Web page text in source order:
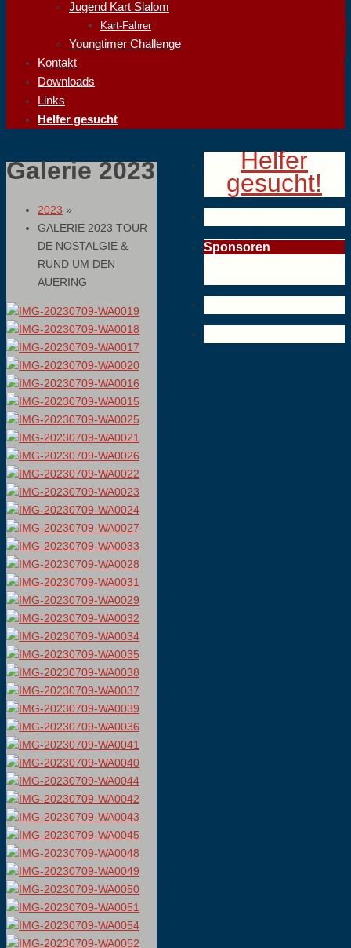
Jugend Kart Slalom
Kart-Fahrer
Youngtimer Challenge
Kontakt
Downloads
Links
Helfer gesucht
Galerie 2023
2023 »
GALERIE 2023 TOUR
DE NOSTALGIE &
RUND UM DEN
AUERING
Helfer
gesucht!
Sponsoren